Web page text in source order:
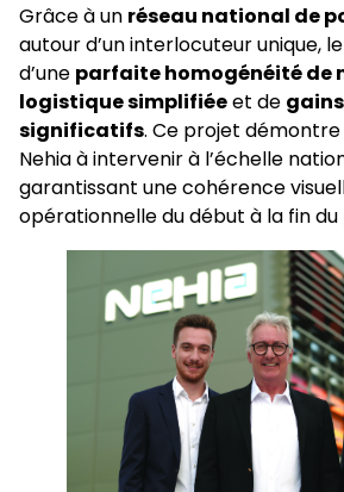
Grâce à un réseau national de
autour d’un interlocuteur unique,
d’une parfaite homogénéité de
logistique simplifiéeet de
significatifs. Ce projet
Nehia à intervenir à l’échelle
garantissant une cohérence
opérationnelle du début à la fin du